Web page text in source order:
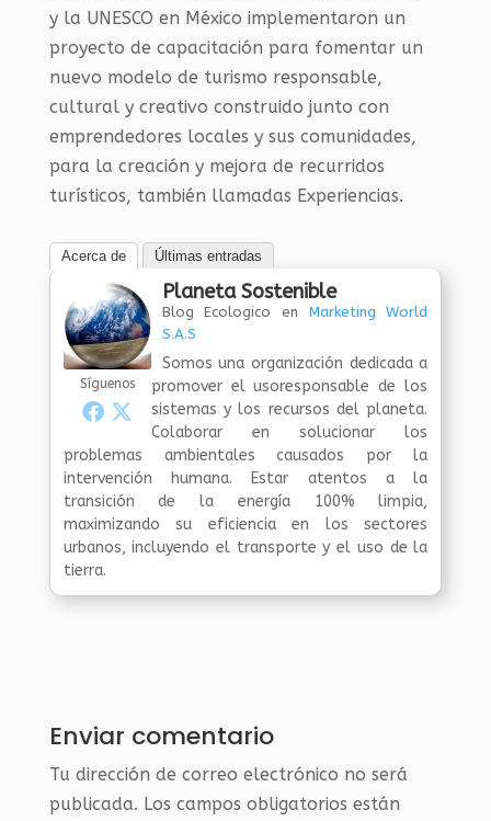
y la UNESCO en México implementaron un
proyecto de capacitación para fomentar un
nuevo modelo de turismo responsable,
cultural y creativo construido junto con
emprendedores locales y sus comunidades,
para la creación y mejora de recurridos
turísticos, también llamadas Experiencias.
Acerca de Últimas entradas
Síguenos
Planeta Sostenible
Blog Ecologico en Marketing World
S.A.S
Somos una organización dedicada a
promover el usoresponsable de los
sistemas y los recursos del planeta.
Colaborar en solucionar los
problemas ambientales causados por la
intervención humana. Estar atentos a la
transición de la energía 100% limpia,
maximizando su eficiencia en los sectores
urbanos, incluyendo el transporte y el uso de la
tierra.
Enviar comentario
Tu dirección de correo electrónico no será
publicada. Los campos obligatorios están